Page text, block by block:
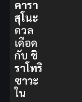
คารา
สุโนะ
ดวล
เดือด
กับ ชิ
ราโทริ
ซาวะ
ใน